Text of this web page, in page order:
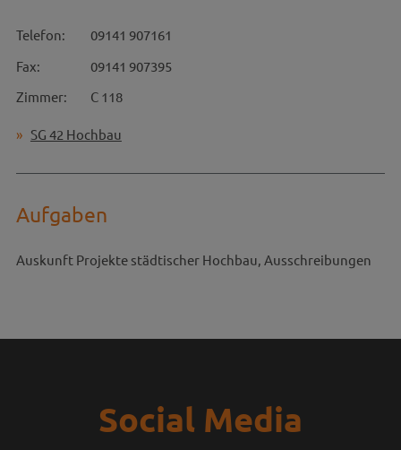
Telefon:
09141 907161
Fax:
09141 907395
Zimmer:
C 118
SG 42 Hochbau
Aufgaben
Auskunft Projekte städtischer Hochbau, Ausschreibungen
Social Media